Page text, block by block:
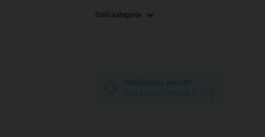
Další kategorie